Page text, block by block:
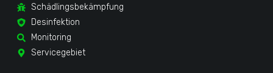
Schädlingsbekämpfung
Desinfektion
Monitoring
Servicegebiet